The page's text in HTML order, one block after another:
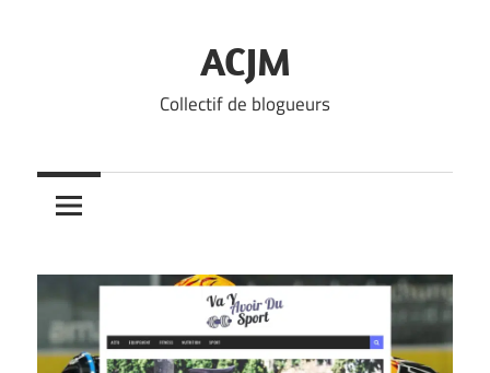
ACJM
Collectif de blogueurs